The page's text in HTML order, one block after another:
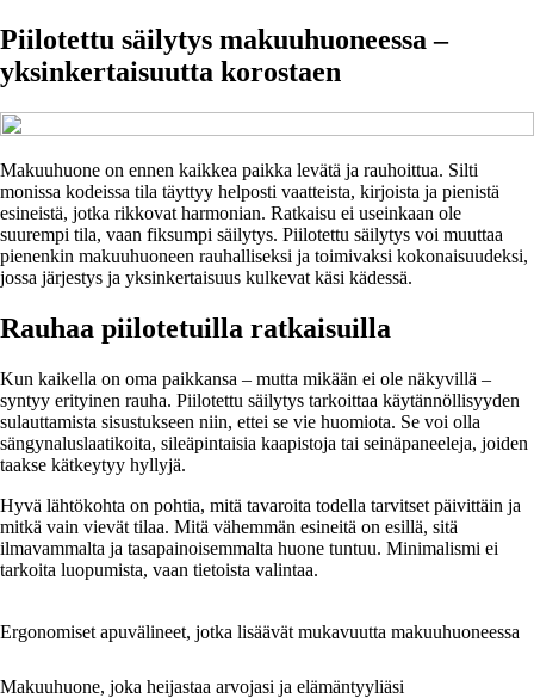
Piilotettu säilytys makuuhuoneessa –
yksinkertaisuutta korostaen
Makuuhuone on ennen kaikkea paikka levätä ja rauhoittua. Silti
monissa kodeissa tila täyttyy helposti vaatteista, kirjoista ja pienistä
esineistä, jotka rikkovat harmonian. Ratkaisu ei useinkaan ole
suurempi tila, vaan fiksumpi säilytys. Piilotettu säilytys voi muuttaa
pienenkin makuuhuoneen rauhalliseksi ja toimivaksi kokonaisuudeksi,
jossa järjestys ja yksinkertaisuus kulkevat käsi kädessä.
Rauhaa piilotetuilla ratkaisuilla
Kun kaikella on oma paikkansa – mutta mikään ei ole näkyvillä –
syntyy erityinen rauha. Piilotettu säilytys tarkoittaa käytännöllisyyden
sulauttamista sisustukseen niin, ettei se vie huomiota. Se voi olla
sängynaluslaatikoita, sileäpintaisia kaapistoja tai seinäpaneeleja, joiden
taakse kätkeytyy hyllyjä.
Hyvä lähtökohta on pohtia, mitä tavaroita todella tarvitset päivittäin ja
mitkä vain vievät tilaa. Mitä vähemmän esineitä on esillä, sitä
ilmavammalta ja tasapainoisemmalta huone tuntuu. Minimalismi ei
tarkoita luopumista, vaan tietoista valintaa.
Ergonomiset apuvälineet, jotka lisäävät mukavuutta makuuhuoneessa
Makuuhuone, joka heijastaa arvojasi ja elämäntyyliäsi